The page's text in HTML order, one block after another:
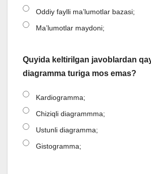
Oddiy faylli ma’lumotlar bazasi;
Ma’lumotlar maydoni;
Quyida keltirilgan javoblardan
diagramma turiga mos emas?
Kardiogramma;
Chiziqli diagrammma;
Ustunli diagramma;
Gistogramma;